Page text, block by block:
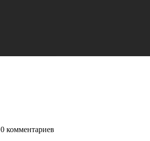
0 комментариев